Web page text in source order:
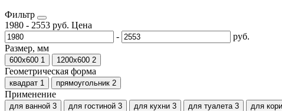
Фильтр
1980 - 2553 руб. Цена
-
руб.
Размер, мм
600х600 1 1200х600 2
Геометрическая форма
квадрат 1 прямоугольник 2
Применение
для ванной 3 для гостиной 3 для кухни 3 для туалета 3 для